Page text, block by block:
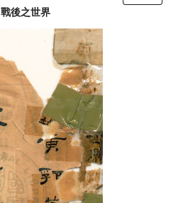
戰後之世界